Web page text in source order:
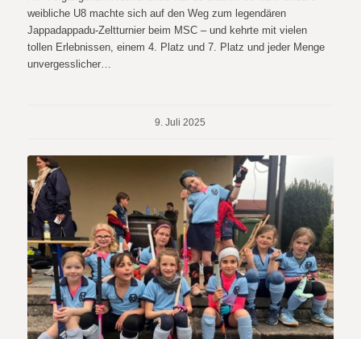
weibliche U8 machte sich auf den Weg zum legendären
Jappadappadu-Zeltturnier beim MSC – und kehrte mit vielen
tollen Erlebnissen, einem 4. Platz und 7. Platz und jeder Menge
unvergesslicher…
9. Juli 2025